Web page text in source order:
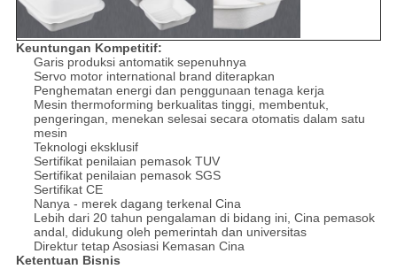
Keuntungan Kompetitif:
Garis produksi antomatik sepenuhnya
Servo motor international brand diterapkan
Penghematan energi dan penggunaan tenaga kerja
Mesin thermoforming berkualitas tinggi, membentuk,
pengeringan, menekan selesai secara otomatis dalam satu
mesin
Teknologi eksklusif
Sertifikat penilaian pemasok TUV
Sertifikat penilaian pemasok SGS
Sertifikat CE
Nanya - merek dagang terkenal Cina
Lebih dari 20 tahun pengalaman di bidang ini, Cina pemasok
andal, didukung oleh pemerintah dan universitas
Direktur tetap Asosiasi Kemasan Cina
Ketentuan Bisnis